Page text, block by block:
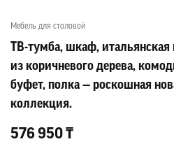
Мебель для столовой
ТВ-тумба, шкаф, итальянская
из коричневого дерева,
буфет, полка — роскошная
коллекция.
576 950 ₸